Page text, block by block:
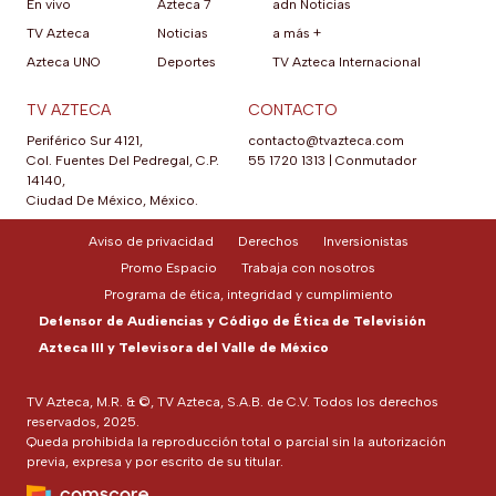
En vivo
TV Azteca
Azteca UNO
Azteca 7
Noticias
Deportes
adn Noticias
a más +
TV Azteca Internacional
TV AZTECA
Periférico Sur 4121,
Col. Fuentes Del Pedregal, C.P.
14140,
Ciudad De México, México.
CONTACTO
contacto@tvazteca.com
55 1720 1313
Conmutador
TV Azteca, M.R. & ©, TV Azteca, S.A.B. de C.V. Todos los derechos
reservados, 2025.
Queda prohibida la reproducción total o parcial sin la autorización
previa, expresa y por escrito de su titular.
Aviso de privacidad Derechos
Inversionistas
Promo Espacio
Trabaja con nosotros
Programa de ética, integridad y cumplimiento
Defensor de Audiencias y Código de Ética de Televisión
Azteca III y Televisora del Valle de México